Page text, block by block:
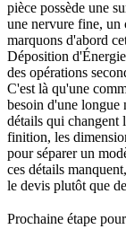
pièce possède une
une nervure fine, un
marquons d'abord
Déposition
des opérations
C'est là qu'une
besoin d'une longue
détails qui changent
finition, les
pour séparer un
ces détails
le devis plutôt que
Prochaine étape